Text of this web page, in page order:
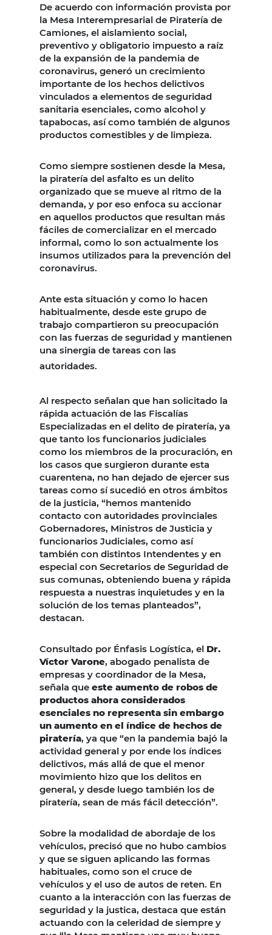
De acuerdo con información provista por
la Mesa Interempresarial de Piratería de
Camiones, el aislamiento social,
preventivo y obligatorio impuesto a raíz
de la expansión de la pandemia de
coronavirus, generó un crecimiento
importante de los hechos delictivos
vinculados a elementos de seguridad
sanitaria esenciales, como alcohol y
tapabocas, así como también de algunos
productos comestibles y de limpieza.
Como siempre sostienen desde la Mesa,
la piratería del asfalto es un delito
organizado que se mueve al ritmo de la
demanda, y por eso enfoca su accionar
en aquellos productos que resultan más
fáciles de comercializar en el mercado
informal, como lo son actualmente los
insumos utilizados para la prevención del
coronavirus.
Ante esta situación y como lo hacen
habitualmente, desde este grupo de
trabajo compartieron su preocupación
con las fuerzas de seguridad y mantienen
una sinergia de tareas con las
autoridades.
Al respecto señalan que han solicitado la
rápida actuación de las Fiscalías
Especializadas en el delito de piratería, ya
que tanto los funcionarios judiciales
como los miembros de la procuración, en
los casos que surgieron durante esta
cuarentena, no han dejado de ejercer sus
tareas como sí sucedió en otros ámbitos
de la justicia, “hemos mantenido
contacto con autoridades provinciales
Gobernadores, Ministros de Justicia y
funcionarios Judiciales, como así
también con distintos Intendentes y en
especial con Secretarios de Seguridad de
sus comunas, obteniendo buena y rápida
respuesta a nuestras inquietudes y en la
solución de los temas planteados”,
destacan.
Consultado por Énfasis Logística, el Dr.
Víctor Varone, abogado penalista de
empresas y coordinador de la Mesa,
señala que este aumento de robos de
productos ahora considerados
esenciales no representa sin embargo
un aumento en el índice de hechos de
piratería, ya que “en la pandemia bajó la
actividad general y por ende los índices
delictivos, más allá de que el menor
movimiento hizo que los delitos en
general, y desde luego también los de
piratería, sean de más fácil detección”.
Sobre la modalidad de abordaje de los
vehículos, precisó que no hubo cambios
y que se siguen aplicando las formas
habituales, como son el cruce de
vehículos y el uso de autos de reten. En
cuanto a la interacción con las fuerzas de
seguridad y la justica, destaca que están
actuando con la celeridad de siempre y